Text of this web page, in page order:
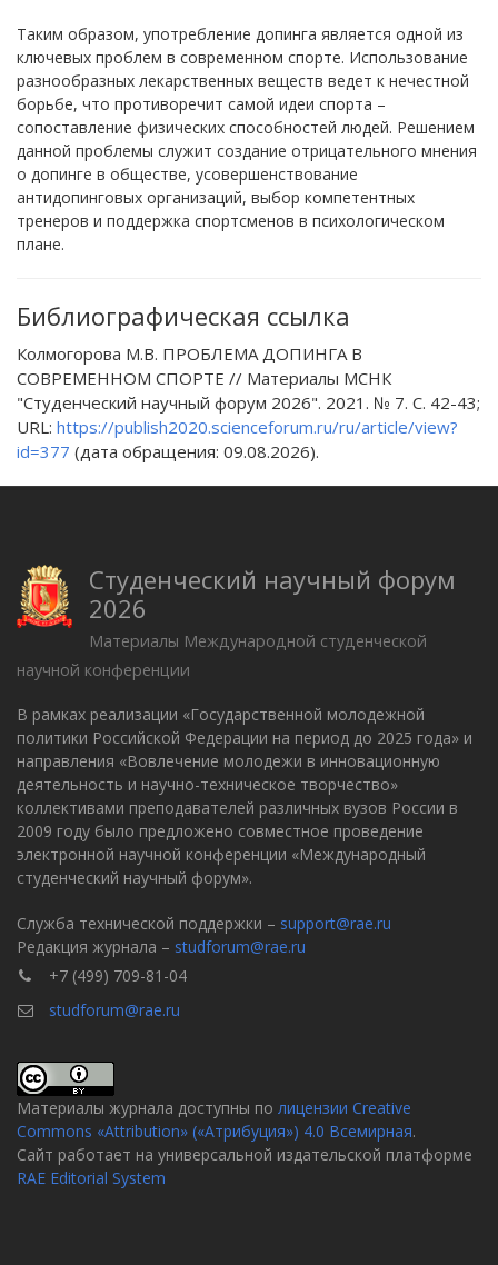
Таким образом, употребление допинга является одной из
ключевых проблем в современном спорте. Использование
разнообразных лекарственных веществ ведет к нечестной
борьбе, что противоречит самой идеи спорта –
сопоставление физических способностей людей. Решением
данной проблемы служит создание отрицательного мнения
о допинге в обществе, усовершенствование
антидопинговых организаций, выбор компетентных
тренеров и поддержка спортсменов в психологическом
плане.
Библиографическая ссылка
Колмогорова М.В. ПРОБЛЕМА ДОПИНГА В
СОВРЕМЕННОМ СПОРТЕ // Материалы МСНК
"Студенческий научный форум 2026". 2021. № 7. С. 42-43;
URL: https://publish2020.scienceforum.ru/ru/article/view?
id=377 (дата обращения: 09.08.2026).
Студенческий научный форум
2026
Материалы Международной студенческой
научной конференции
В рамках реализации «Государственной молодежной
политики Российской Федерации на период до 2025 года» и
направления «Вовлечение молодежи в инновационную
деятельность и научно-техническое творчество»
коллективами преподавателей различных вузов России в
2009 году было предложено совместное проведение
электронной научной конференции «Международный
студенческий научный форум».
Служба технической поддержки – support@rae.ru
Редакция журнала – studforum@rae.ru
+7 (499) 709-81-04
studforum@rae.ru
Материалы журнала доступны по лицензии Creative
Commons «Attribution» («Атрибуция») 4.0 Всемирная.
Сайт работает на универсальной издательской платформе
RAE Editorial System